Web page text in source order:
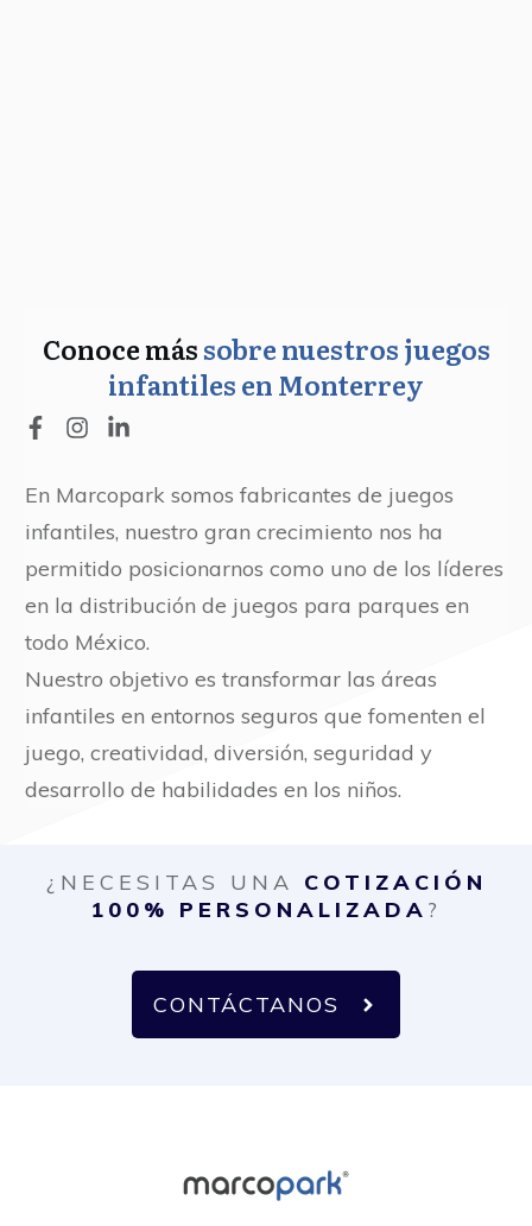
Conoce mássobre nuestros juegos
infantiles en Monterrey
En Marcopark somos fabricantes de juegos
infantiles, nuestro gran crecimiento nos ha
permitido posicionarnos como uno de los líderes
en la distribución de juegos para parques en
todo México.
Nuestro objetivo es transformar las áreas
infantiles en entornos seguros que fomenten el
juego, creatividad, diversión, seguridad y
desarrollo de habilidades en los niños.
¿NECESITAS UNA COTIZACIÓN
100% PERSONALIZADA ?
CONTÁCTANOS